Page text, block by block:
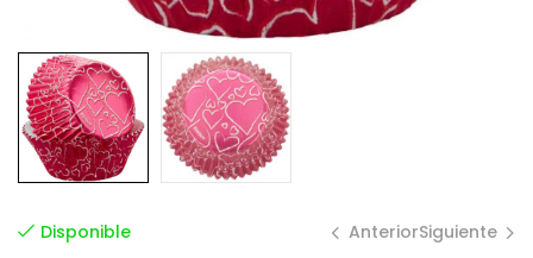
Disponible AnteriorSiguiente